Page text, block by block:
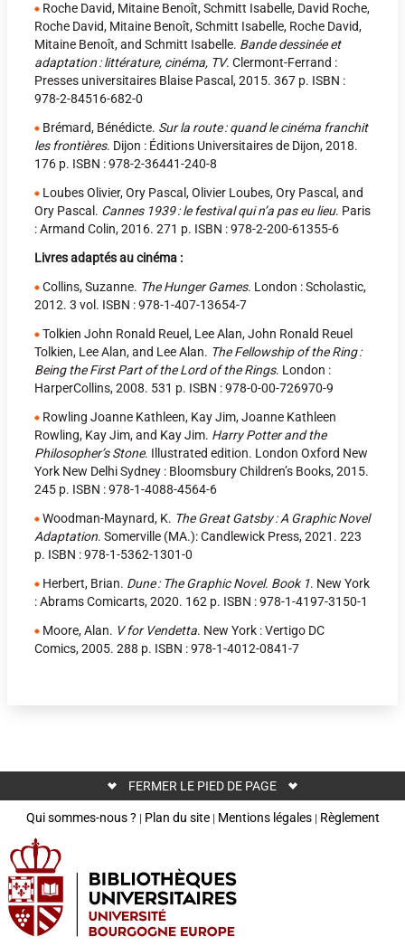
Roche David, Mitaine Benoît, Schmitt Isabelle, David Roche,
Roche David, Mitaine Benoît, Schmitt Isabelle, Roche David,
Mitaine Benoît, and Schmitt Isabelle. Bande dessinée et
adaptation : littérature, cinéma, TV. Clermont-Ferrand :
Presses universitaires Blaise Pascal, 2015. 367 p. ISBN :
978-2-84516-682-0
Brémard, Bénédicte. Sur la route : quand le cinéma franchit
les frontières. Dijon : Éditions Universitaires de Dijon, 2018.
176 p. ISBN : 978-2-36441-240-8
Loubes Olivier, Ory Pascal, Olivier Loubes, Ory Pascal, and
Ory Pascal. Cannes 1939 : le festival qui n’a pas eu lieu. Paris
: Armand Colin, 2016. 271 p. ISBN : 978-2-200-61355-6
Livres adaptés au cinéma :
Collins, Suzanne. The Hunger Games. London : Scholastic,
2012. 3 vol. ISBN : 978-1-407-13654-7
Tolkien John Ronald Reuel, Lee Alan, John Ronald Reuel
Tolkien, Lee Alan, and Lee Alan. The Fellowship of the Ring :
Being the First Part of the Lord of the Rings. London :
HarperCollins, 2008. 531 p. ISBN : 978-0-00-726970-9
Rowling Joanne Kathleen, Kay Jim, Joanne Kathleen
Rowling, Kay Jim, and Kay Jim. Harry Potter and the
Philosopher’s Stone. Illustrated edition. London Oxford New
York New Delhi Sydney : Bloomsbury Children’s Books, 2015.
245 p. ISBN : 978-1-4088-4564-6
Woodman-Maynard, K. The Great Gatsby : A Graphic Novel
Adaptation. Somerville (MA.): Candlewick Press, 2021. 223
p. ISBN : 978-1-5362-1301-0
Herbert, Brian. Dune : The Graphic Novel. Book 1. New York
: Abrams Comicarts, 2020. 162 p. ISBN : 978-1-4197-3150-1
Moore, Alan. V for Vendetta. New York : Vertigo DC
Comics, 2005. 288 p. ISBN : 978-1-4012-0841-7
FERMER LE PIED DE PAGE
Qui sommes-nous ? | Plan du site| Mentions légales| Règlement